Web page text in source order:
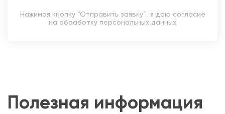
Нажимая кнопку “Отправить заявку”, я даю согласие
на обработку персональных данных
Полезная информация